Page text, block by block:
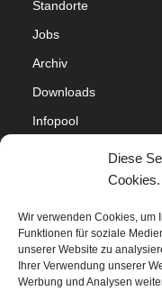
Diese
Cookies.
Wir verwenden Cookies, um
Funktionen für soziale
unserer Website zu
Ihrer Verwendung unserer
Werbung und Analysen
Standorte
Jobs
Archiv
Downloads
Infopool
Sitemap